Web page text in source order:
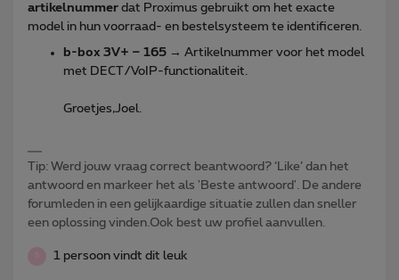
artikelnummer dat Proximus gebruikt om het exacte
model in hun voorraad- en bestelsysteem te identificeren.
b-box 3V+ – 165 → Artikelnummer voor het model
met DECT/VoIP-functionaliteit.
Groetjes,Joel.
Tip: Werd jouw vraag correct beantwoord? ‘Like’ dan het
antwoord en markeer het als 'Beste antwoord'. De andere
forumleden in een gelijkaardige situatie zullen dan sneller
een oplossing vinden.Ook best uw profiel aanvullen.
1 persoon vindt dit leuk